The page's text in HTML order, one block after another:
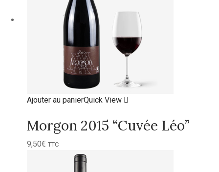
Ajouter au panierQuick View
Morgon 2015 “Cuvée Léo”
9,50€ TTC